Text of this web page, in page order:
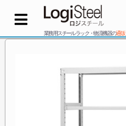
業務用スチールラック・物流機器の通販